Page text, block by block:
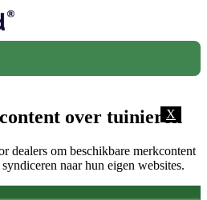
X
over tuinieren
dealers om beschikbare merkcontent
naar hun eigen websites.